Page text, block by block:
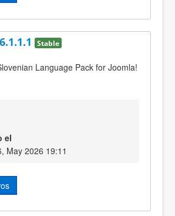
Stable
Language Pack for Joomla!
el
May 2026 19:11